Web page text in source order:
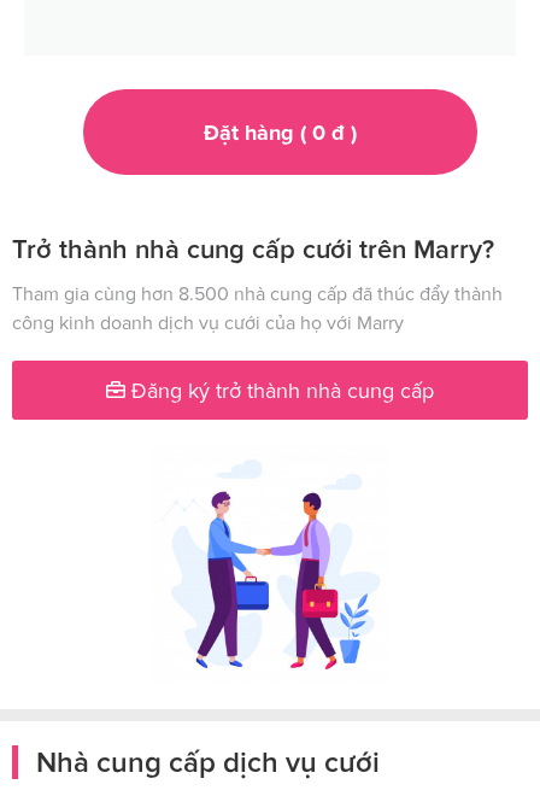
Đặt hàng ( 0đ )
Trở thành nhà cung cấp cưới trên Marry?
Tham gia cùng hơn 8.500 nhà cung cấp đã thúc đẩy thành
công kinh doanh dịch vụ cưới của họ với Marry
Đăng ký trở thành nhà cung cấp
Nhà cung cấp dịch vụ cưới